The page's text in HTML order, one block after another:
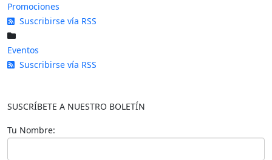
Promociones
Suscribirse vía RSS
Eventos
Suscribirse vía RSS
SUSCRÍBETE A NUESTRO BOLETÍN
Tu Nombre: